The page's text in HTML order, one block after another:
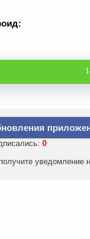
0
уведомление